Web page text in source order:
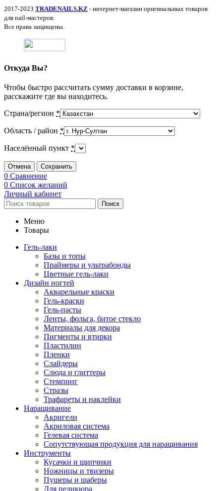
2017-2023 TRADENAILS.KZ - интернет-магазин оригинальных товаров
для nail-мастеров.
Все права защищены.
Откуда Вы?
Чтобы быстро рассчитать сумму доставки в корзине,
расскажите где вы находитесь.
Страна/регион *
Область / район *
Населённый пункт *
Отмена Сохранить
0 Сравнение
0 Список желаний
Личный кабинет
Поиск
Меню
Товары
Гель-лаки
Базы и топы
Праймеры и ультрабонды
Цветные гель-лаки
Дизайн ногтей
Акварельные краски
Гель-краски
Гель-пасты
Ленты, фольга, битое стекло
Материалы для декора
Пигменты и втирки
Пластилин
Пленки
Слайдеры
Слюда и глиттеры
Стемпинг
Стразы
Трафареты и наклейки
Наращивание
Акригели
Акриловая система
Гелевая система
Сопутствующая продукция для наращивания
Инструменты
Кусачки и щипчики
Ножницы и твизеры
Пушеры и шаберы
Для педикюра